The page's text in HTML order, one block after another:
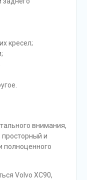
кресел;
внимания,
и
полноценного
Volvo XC90,